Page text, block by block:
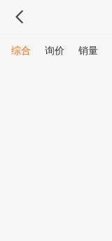
综合 询价 销量